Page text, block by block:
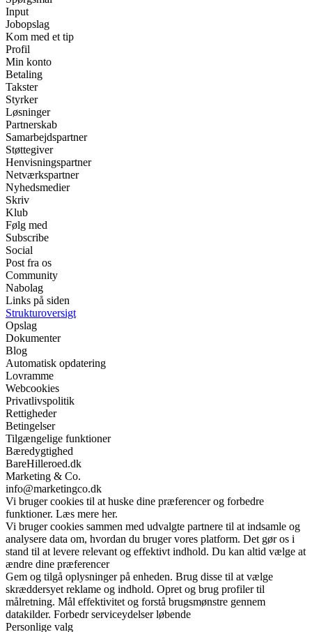
Input
Jobopslag
Kom med et tip
Profil
Min konto
Betaling
Takster
Styrker
Løsninger
Partnerskab
Samarbejdspartner
Støttegiver
Henvisningspartner
Netværkspartner
Nyhedsmedier
Skriv
Klub
Følg med
Subscribe
Social
Post fra os
Community
Nabolag
Links på siden
Strukturoversigt
Opslag
Dokumenter
Blog
Automatisk opdatering
Lovramme
Webcookies
Privatlivspolitik
Rettigheder
Betingelser
Tilgængelige funktioner
Bæredygtighed
BareHilleroed.dk
Marketing & Co.
info@marketingco.dk
Vi bruger cookies til at huske dine præferencer og forbedre
funktioner. Læs mere her.
Vi bruger cookies sammen med udvalgte partnere til at indsamle og
analysere data om, hvordan du bruger vores platform. Det gør os i
stand til at levere relevant og effektivt indhold. Du kan altid vælge at
ændre dine præferencer
Gem og tilgå oplysninger på enheden. Brug disse til at vælge
skræddersyet reklame og indhold. Opret og brug profiler til
målretning. Mål effektivitet og forstå brugsmønstre gennem
datakilder. Forbedr serviceydelser løbende
Personlige valg